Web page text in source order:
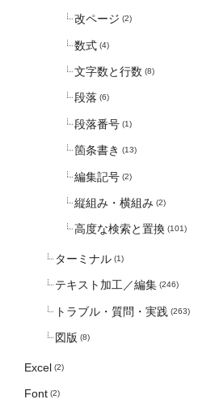
改ページ (2)
数式 (4)
文字数と行数 (8)
段落 (6)
段落番号 (1)
箇条書き (13)
編集記号 (2)
縦組み・横組み (2)
高度な検索と置換 (101)
ターミナル (1)
テキスト加工／編集 (246)
トラブル・質問・実践 (263)
図版 (8)
Excel (2)
Font (2)